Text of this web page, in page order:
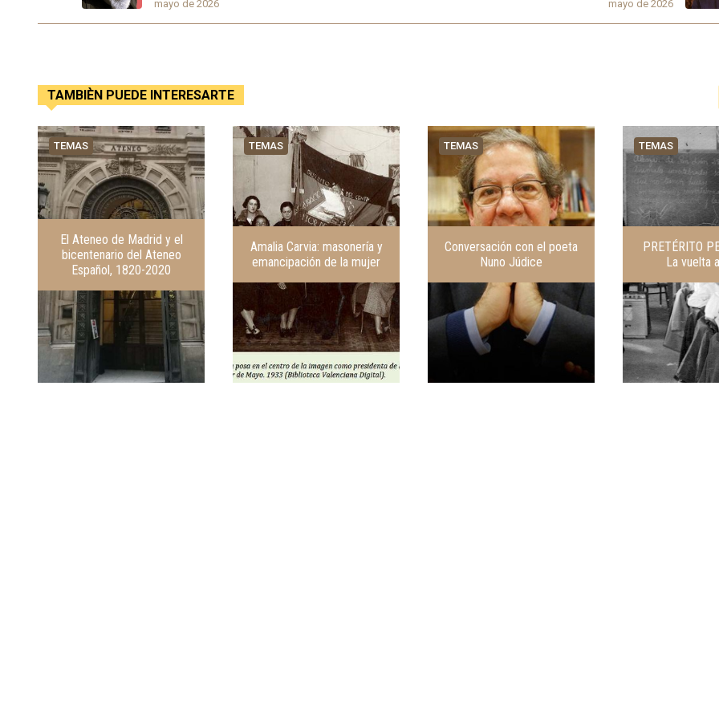
mayo de 2026 mayo de 2026
TAMBIÈN PUEDE INTERESARTE
TEMAS
El Ateneo de Madrid y el
bicentenario del Ateneo
Español, 1820-2020
TEMAS
Amalia Carvia: masonería y
emancipación de la mujer
TEMAS
Conversación con el poeta
Nuno Júdice
TEMAS
PRETÉRITO
La vuelta